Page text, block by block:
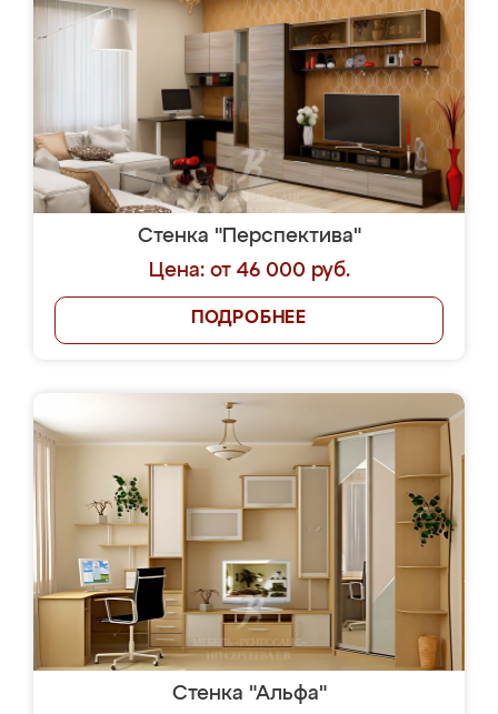
Стенка "Перспектива"
Цена: от 46 000 руб.
ПОДРОБНЕЕ
Стенка "Альфа"